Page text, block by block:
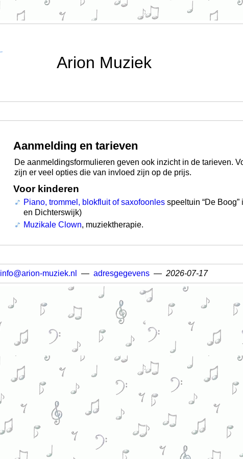
Arion Muziek
Aanmelding en tarieven
De aanmeldingsformulieren geven ook inzicht in de tarieven.
zijn er veel opties die van invloed zijn op de prijs.
Voor kinderen
Piano, trommel, blokfluit of saxofoonles speeltuin “De
en Dichterswijk)
Muzikale Clown, muziektherapie.
info@arion-muziek.nl — adresgegevens— 2026-07-17